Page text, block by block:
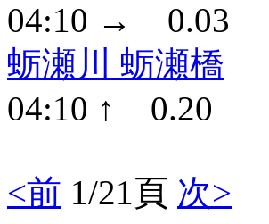
04:10 → 0.03
蛎瀬川 蛎瀬橋
04:10 ↑ 0.20
<前 1/21頁 次>